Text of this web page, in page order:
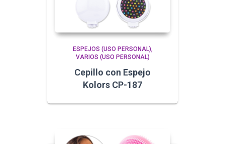
ESPEJOS (USO PERSONAL)
VARIOS (USO PERSONAL)
Cepillo con Espejo
Kolors CP-187